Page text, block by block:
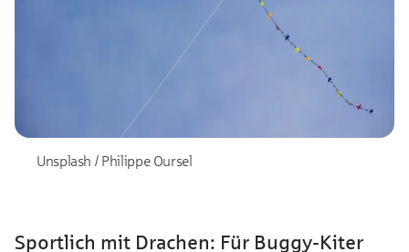
Unsplash / Philippe Oursel
Sportlich mit Drachen: Für Buggy-Kiter